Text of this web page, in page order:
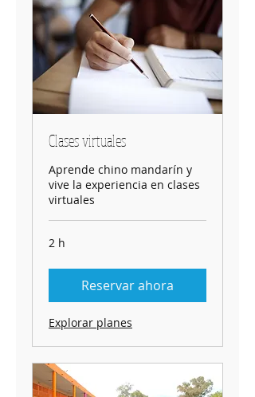
Clases virtuales
Aprende chino mandarín y
vive la experiencia en clases
virtuales
2 h
Reservar ahora
Explorar planes